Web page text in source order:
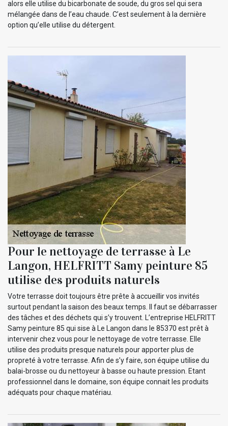
alors elle utilise du bicarbonate de soude, du gros sel qui sera
mélangée dans de l’eau chaude. C’est seulement à la dernière
option qu’elle utilise du détergent.
Pour le nettoyage de terrasse à Le
Langon, HELFRITT Samy peinture 85
utilise des produits naturels
Votre terrasse doit toujours être prête à accueillir vos invités
surtout pendant la saison des beaux temps. Il faut se débarrasser
des tâches et des déchets qui s’y trouvent. L’entreprise HELFRITT
Samy peinture 85 qui sise à Le Langon dans le 85370 est prêt à
intervenir chez vous pour le nettoyage de votre terrasse. Elle
utilise des produits presque naturels pour apporter plus de
propreté à votre terrasse. Afin de s’y faire, son équipe utilise du
balai-brosse ou du nettoyeur à basse ou haute pression. Etant
professionnel dans le domaine, son équipe connait les produits
adéquats pour chaque matériau.